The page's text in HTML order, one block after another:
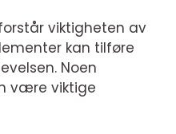
viktigheten av
kan tilføre
Noen
være viktige